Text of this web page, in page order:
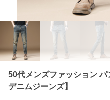
50代メンズファッション
デニムジーンズ】